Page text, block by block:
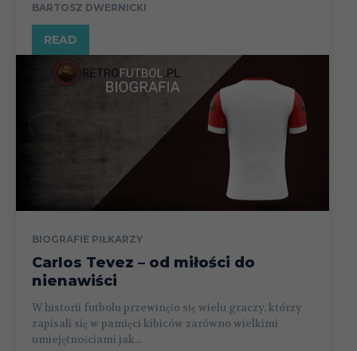
BARTOSZ DWERNICKI
READ
BIOGRAFIE PIŁKARZY
Carlos Tevez – od miłości do
nienawiści
W historii futbolu przewinęło się wielu graczy, którzy
zapisali się w pamięci kibiców zarówno wielkimi
umiejętnościami jak...